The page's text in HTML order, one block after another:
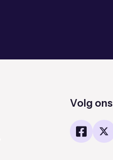
Volg ons